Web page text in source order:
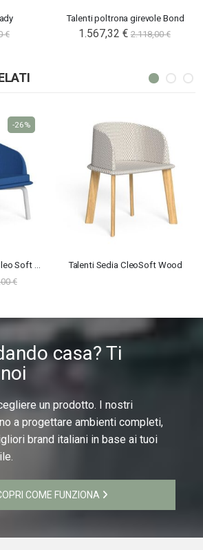
€
Talenti poltrona girevole Bond
1.567,32 € 2.118,00 €
Talenti poltrona lounge Cleo Soft Alu
€
-26%
Talenti Sedia CleoSoft Wood
casa? Ti
un prodotto. I nostri
a progettare ambienti completi,
brand italiani in base ai tuoi
COME FUNZIONA